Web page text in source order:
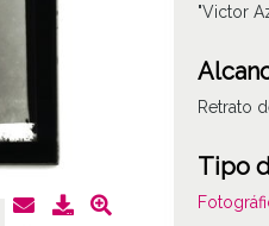
"Victor
Retrato
Tipo